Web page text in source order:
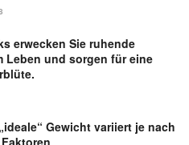
erwecken Sie ruhende
Leben und sorgen für eine
Gewicht variiert je nach